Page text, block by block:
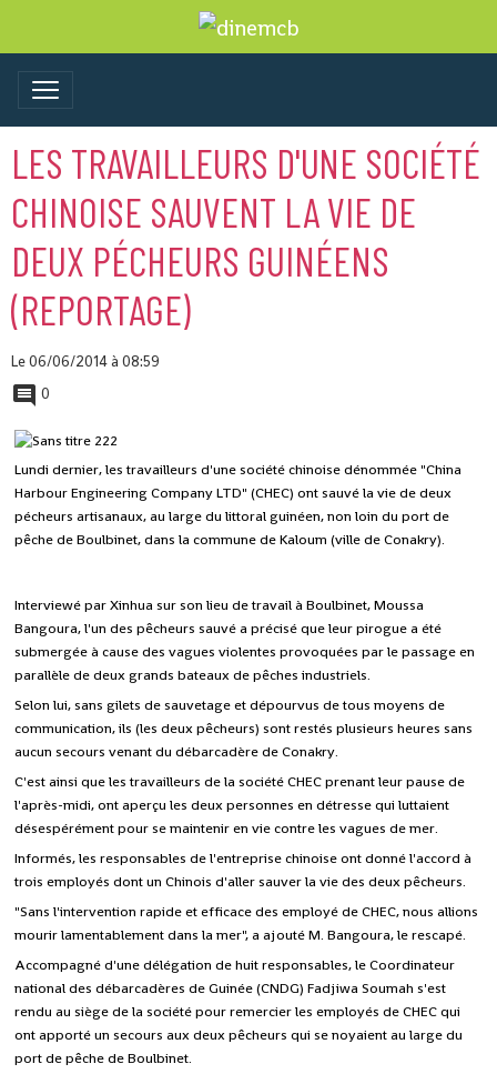
LES TRAVAILLEURS D'UNE SOCIÉTÉ
CHINOISE SAUVENT LA VIE DE
DEUX PÉCHEURS GUINÉENS
(REPORTAGE)
Le 06/06/2014à 08:59
0
Lundi dernier, les travailleurs d'une société chinoise dénommée "China
Harbour Engineering Company LTD" (CHEC) ont sauvé la vie de deux
pécheurs artisanaux, au large du littoral guinéen, non loin du port de
pêche de Boulbinet, dans la commune de Kaloum (ville de Conakry).
Interviewé par Xinhua sur son lieu de travail à Boulbinet, Moussa
Bangoura, l'un des pêcheurs sauvé a précisé que leur pirogue a été
submergée à cause des vagues violentes provoquées par le passage en
parallèle de deux grands bateaux de pêches industriels.
Selon lui, sans gilets de sauvetage et dépourvus de tous moyens de
communication, ils (les deux pêcheurs) sont restés plusieurs heures sans
aucun secours venant du débarcadère de Conakry.
C'est ainsi que les travailleurs de la société CHEC prenant leur pause de
l'après-midi, ont aperçu les deux personnes en détresse qui luttaient
désespérément pour se maintenir en vie contre les vagues de mer.
Informés, les responsables de l'entreprise chinoise ont donné l'accord à
trois employés dont un Chinois d'aller sauver la vie des deux pêcheurs.
"Sans l'intervention rapide et efficace des employé de CHEC, nous allions
mourir lamentablement dans la mer", a ajouté M. Bangoura, le rescapé.
Accompagné d'une délégation de huit responsables, le Coordinateur
national des débarcadères de Guinée (CNDG) Fadjiwa Soumah s'est
rendu au siège de la société pour remercier les employés de CHEC qui
ont apporté un secours aux deux pêcheurs qui se noyaient au large du
port de pêche de Boulbinet.